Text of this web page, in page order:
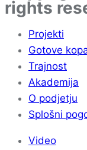
rights
Projekti
Gotove
Trajnost
Akademija
O podjetju
Splošni
Video